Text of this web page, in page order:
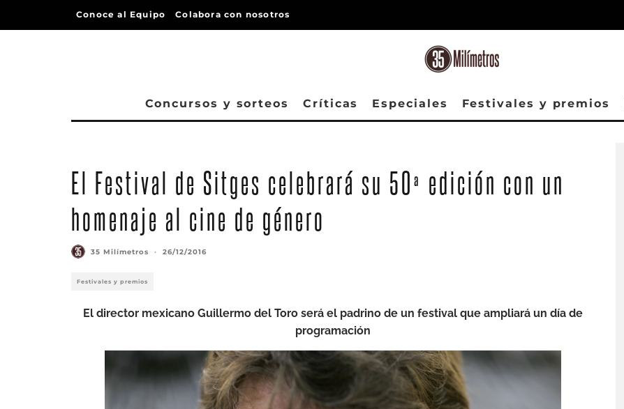
Conoce al Equipo Colabora con nosotros
Concursos y sorteos Críticas Especiales Festivales y premios
El Festival de Sitges celebrará su 50ª edición con un
homenaje al cine de género
35 Milímetros · 26/12/2016
Festivales y premios
El director mexicano Guillermo del Toro será el padrino de un festival que ampliará un día de
programación